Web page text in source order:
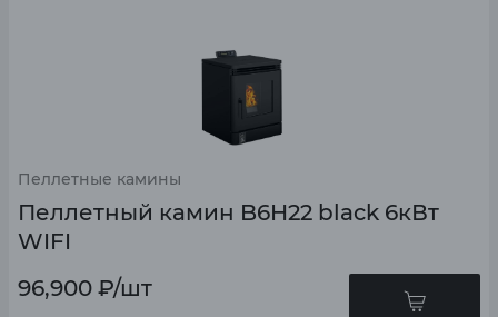
Пеллетные камины
Пеллетный камин B6H22 black 6кВт
WIFI
96,900 ₽/шт